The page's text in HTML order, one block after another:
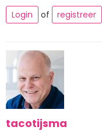
Login of registreer
tacotijsma